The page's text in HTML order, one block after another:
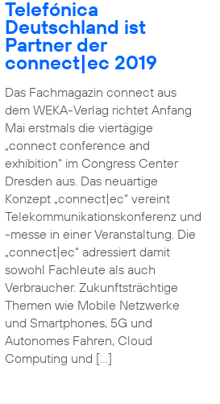
Telefónica
Deutschland ist
Partner der
connect|ec 2019
Das Fachmagazin connect aus
dem WEKA-Verlag richtet Anfang
Mai erstmals die viertägige
„connect conference and
exhibition“ im Congress Center
Dresden aus. Das neuartige
Konzept „connect|ec“ vereint
Telekommunikationskonferenz und
-messe in einer Veranstaltung. Die
„connect|ec“ adressiert damit
sowohl Fachleute als auch
Verbraucher. Zukunftsträchtige
Themen wie Mobile Netzwerke
und Smartphones, 5G und
Autonomes Fahren, Cloud
Computing und […]